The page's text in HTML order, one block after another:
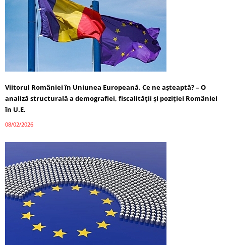
Viitorul României în Uniunea Europeană. Ce ne așteaptă? – O
analiză structurală a demografiei, fiscalității și poziției României
în U.E.
08/02/2026